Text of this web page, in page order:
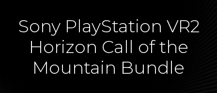
Sony PlayStation VR2
Horizon Call of the
Mountain Bundle